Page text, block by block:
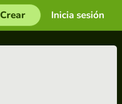
Inicia sesión
Crear